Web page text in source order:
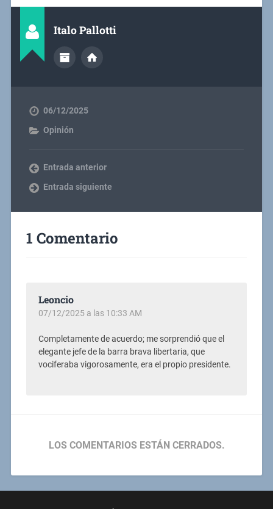
Italo Pallotti
06/12/2025
Opinión
Entrada anterior
Entrada siguiente
1 Comentario
Leoncio
07/12/2025 a las 10:33 AM
Completamente de acuerdo; me sorprendió que el
elegante jefe de la barra brava libertaria, que
vociferaba vigorosamente, era el propio presidente.
LOS COMENTARIOS ESTÁN CERRADOS.